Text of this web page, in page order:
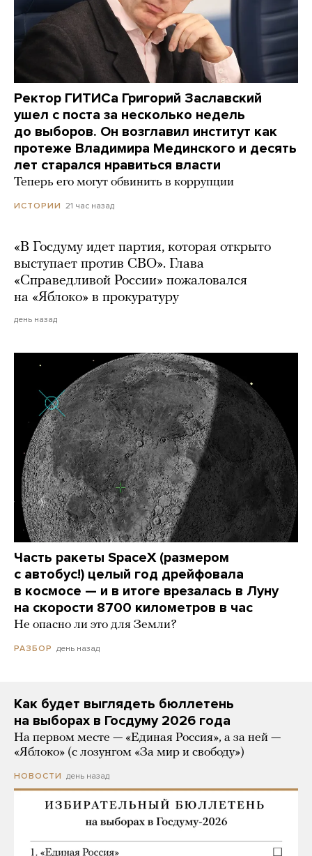
Ректор ГИТИСа Григорий Заславский
ушел с поста за несколько недель
до выборов. Он возглавил институт как
протеже Владимира Мединского и десять
лет старался нравиться власти
Теперь его могут обвинить в коррупции
ИСТОРИИ 21 час назад
«В Госдуму идет партия, которая открыто
выступает против СВО». Глава
«Справедливой России» пожаловался
на «Яблоко» в прокуратуру
день назад
Часть ракеты SpaceX (размером
с автобус!) целый год дрейфовала
в космосе — и в итоге врезалась в Луну
на скорости 8700 километров в час
Не опасно ли это для Земли?
РАЗБОР день назад
Как будет выглядеть бюллетень
на выборах в Госдуму 2026 года
На первом месте — «Единая Россия», а за ней —
«Яблоко» (с лозунгом «За мир и свободу»)
НОВОСТИ день назад